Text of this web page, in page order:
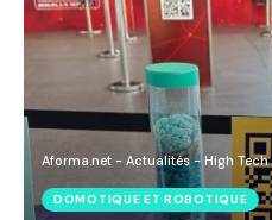
Aforma.net - Actualités - High
DOMOTIQUE ET ROBOTIQUE